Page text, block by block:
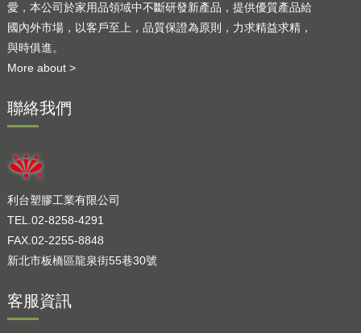
愛，本公司於家用品領域中不斷研發新產品，提供優質產品給
國內外市場，以客戶至上，品質保證為原則，力求精益求精，
與時俱進。
More about >
聯絡我們
利台塑膠工業有限公司
TEL.02-8258-4291
FAX.02-2255-8848
新北市板橋區龍泉街55巷30號
客服資訊